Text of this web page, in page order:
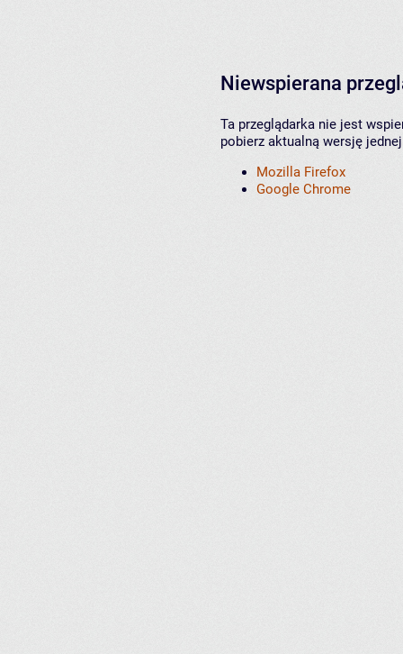
Niewspierana
Ta przeglądarka nie jest
pobierz aktualną wersję
Mozilla Firefox
Google Chrome